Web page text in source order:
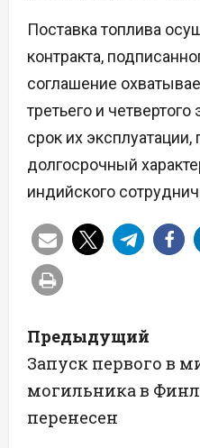
Поставка топлива
контракта,
соглашение
третьего и
срок их
долгосрочный
индийского
Н
а
в
Предыдущий
Запуск первого в
могильника в
перенесен